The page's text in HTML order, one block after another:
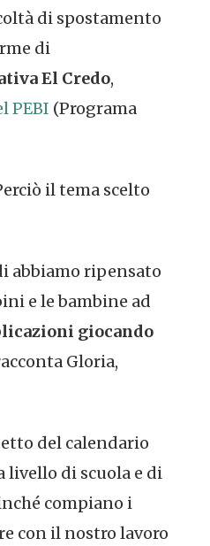
di spostamento
di
El Credo,
PEBI (Programa
il tema scelto
abbiamo ripensato
e le bambine ad
giocando
Gloria,
del calendario
livello di scuola e di
compiano i
con il nostro lavoro